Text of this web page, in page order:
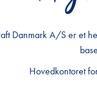
Danmark A/S er et
Hovedkontoret
Danmark A/S er et
Hovedkontoret
Danmark A/S er et
Hovedkontoret